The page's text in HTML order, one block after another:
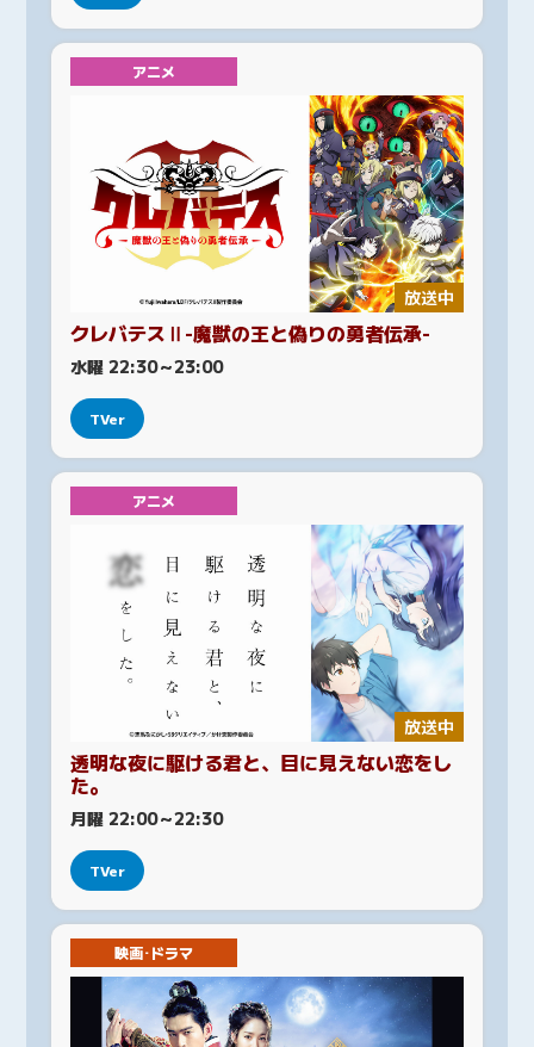
アニメ
放送中
クレバテスⅡ-魔獣の王と偽りの勇者伝承-
水曜 22:30～23:00
TVer
アニメ
放送中
透明な夜に駆ける君と、目に見えない恋をし
た。
月曜 22:00～22:30
TVer
映画･ドラマ